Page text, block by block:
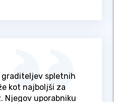
graditeljev spletnih
kot najboljši za
Njegov uporabniku